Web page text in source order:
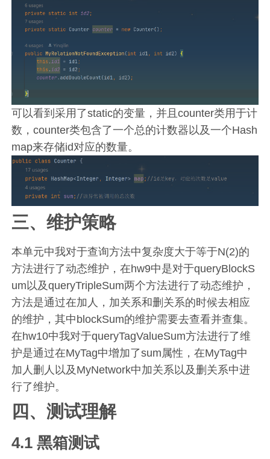
可以看到采用了static的变量，并且counter类用于计
数，counter类包含了一个总的计数器以及一个Hash
map来存储id对应的数量。
三、维护策略
本单元中我对于查询方法中复杂度大于等于N(2)的
方法进行了动态维护，在hw9中是对于queryBlockS
um以及queryTripleSum两个方法进行了动态维护，
方法是通过在加人，加关系和删关系的时候去相应
的维护，其中blockSum的维护需要去查看并查集。
在hw10中我对于queryTagValueSum方法进行了维
护是通过在MyTag中增加了sum属性，在MyTag中
加人删人以及MyNetwork中加关系以及删关系中进
行了维护。
四、测试理解
4.1 黑箱测试